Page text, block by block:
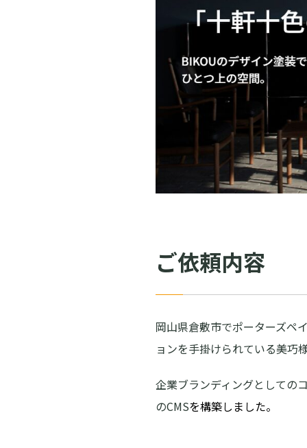
ご依頼内容
岡山県倉敷市でポーターズペ
ョンを手掛けられている美巧
企業ブランディングとしての
のCMSを構築しました。